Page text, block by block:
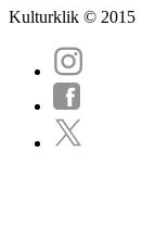
Kulturklik © 2015